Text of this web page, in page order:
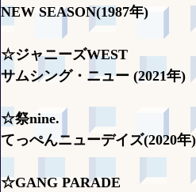
NEW SEASON(1987年)
☆ジャニーズWEST
サムシング・ニュー (2021年)
☆祭nine.
てっぺんニューデイズ(2020年)
☆GANG PARADE